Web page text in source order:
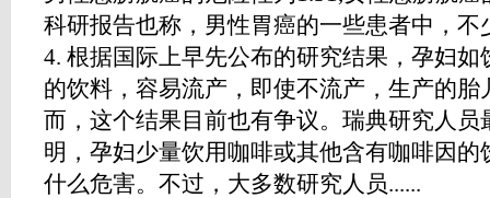
科研报告也称，男性胃癌的一些患者中
4. 根据国际上早先公布的研究结果，孕妇
的饮料，容易流产，即使不流产，生产的
而，这个结果目前也有争议。瑞典研究人
明，孕妇少量饮用咖啡或其他含有咖啡因
什么危害。不过，大多数研究人员......